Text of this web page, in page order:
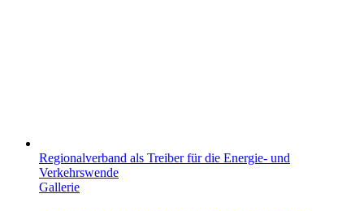
Regionalverband als Treiber für die Energie- und
Verkehrswende
Gallerie